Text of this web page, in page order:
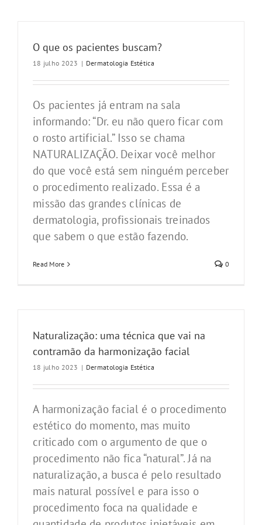
O que os pacientes buscam?
18 julho 2023 | Dermatologia Estética
Os pacientes já entram na sala
informando: “Dr. eu não quero ficar com
o rosto artificial.” Isso se chama
NATURALIZAÇÃO. Deixar você melhor
do que você está sem ninguém perceber
o procedimento realizado. Essa é a
missão das grandes clínicas de
dermatologia, profissionais treinados
que sabem o que estão fazendo.
Read More 0
Naturalização: uma técnica que vai na
contramão da harmonização facial
18 julho 2023 | Dermatologia Estética
A harmonização facial é o procedimento
estético do momento, mas muito
criticado com o argumento de que o
procedimento não fica “natural”. Já na
naturalização, a busca é pelo resultado
mais natural possível e para isso o
procedimento foca na qualidade e